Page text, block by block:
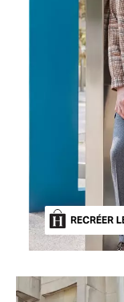
RECRÉER